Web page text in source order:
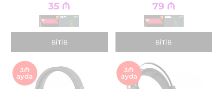
35 ₼
BITIB
79 ₼
BITIB
3₼
ayda
3₼
ayda